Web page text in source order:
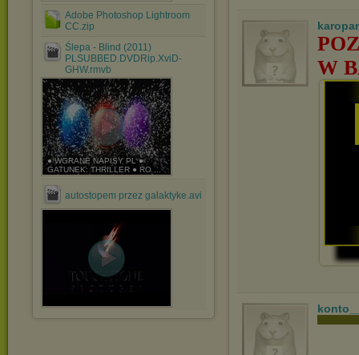
Adobe Photoshop Lightroom
CC.zip
Ślepa - Blind (2011)
PLSUBBED.DVDRip.XviD-
GHW.rmvb
● WGRANE NAPISY PL ●
GATUNEK: THRILLER ● RO ...
autostopem przez galaktyke.avi
W